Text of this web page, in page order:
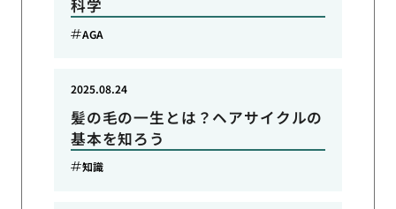
科学
AGA
髪の毛の一生とは？ヘアサイクルの
基本を知ろう
2025.08.24
知識